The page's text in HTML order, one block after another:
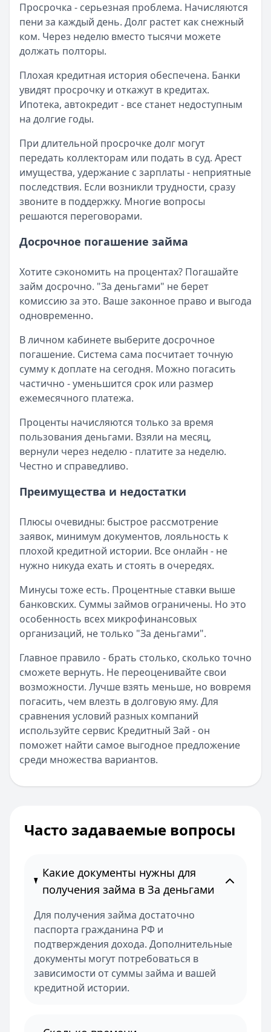
Просрочка - серьезная проблема. Начисляются
пени за каждый день. Долг растет как снежный
ком. Через неделю вместо тысячи можете
должать полторы.
Плохая кредитная история обеспечена. Банки
увидят просрочку и откажут в кредитах.
Ипотека, автокредит - все станет недоступным
на долгие годы.
При длительной просрочке долг могут
передать коллекторам или подать в суд. Арест
имущества, удержание с зарплаты - неприятные
последствия. Если возникли трудности, сразу
звоните в поддержку. Многие вопросы
решаются переговорами.
Досрочное погашение займа
Хотите сэкономить на процентах? Погашайте
займ досрочно. "За деньгами" не берет
комиссию за это. Ваше законное право и выгода
одновременно.
В личном кабинете выберите досрочное
погашение. Система сама посчитает точную
сумму к доплате на сегодня. Можно погасить
частично - уменьшится срок или размер
ежемесячного платежа.
Проценты начисляются только за время
пользования деньгами. Взяли на месяц,
вернули через неделю - платите за неделю.
Честно и справедливо.
Преимущества и недостатки
Плюсы очевидны: быстрое рассмотрение
заявок, минимум документов, лояльность к
плохой кредитной истории. Все онлайн - не
нужно никуда ехать и стоять в очередях.
Минусы тоже есть. Процентные ставки выше
банковских. Суммы займов ограничены. Но это
особенность всех микрофинансовых
организаций, не только "За деньгами".
Главное правило - брать столько, сколько точно
сможете вернуть. Не переоценивайте свои
возможности. Лучше взять меньше, но вовремя
погасить, чем влезть в долговую яму. Для
сравнения условий разных компаний
используйте сервис Кредитный Зай - он
поможет найти самое выгодное предложение
среди множества вариантов.
Часто задаваемые вопросы
Какие документы нужны для
получения займа в За деньгами
Для получения займа достаточно
паспорта гражданина РФ и
подтверждения дохода. Дополнительные
документы могут потребоваться в
зависимости от суммы займа и вашей
кредитной истории.